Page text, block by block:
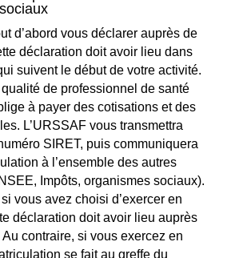
d’abord vous déclarer auprès de
déclaration doit avoir lieu dans
suivent le début de votre activité.
qualité de professionnel de santé
à payer des cotisations et des
L’URSSAF vous transmettra
SIRET, puis communiquera
à l’ensemble des autres
Impôts, organismes sociaux).
vous avez choisi d’exercer en
déclaration doit avoir lieu auprès
Au contraire, si vous exercez en
se fait au greffe du